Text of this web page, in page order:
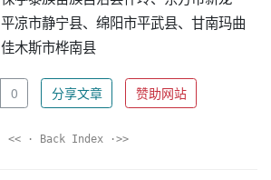
凉市静宁县、绵阳市平武县、甘南玛曲
木斯市桦南县
0 分享文章 赞助网站
<< · Back Index ·>>